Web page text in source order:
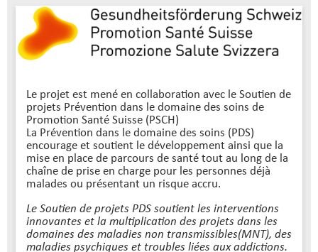
Le projet est mené en collaboration avec le Soutien de
projets Prévention dans le domaine des soins de
Promotion Santé Suisse (PSCH)
La Prévention dans le domaine des soins (PDS)
encourage et soutient le développement ainsi que la
mise en place de parcours de santé tout au long de la
chaîne de prise en charge pour les personnes déjà
malades ou présentant un risque accru.
Le Soutien de projets PDS soutient les interventions
innovantes et la multiplication des projets dans les
domaines des maladies non transmissibles(MNT), des
maladies psychiques et troubles liées aux addictions.